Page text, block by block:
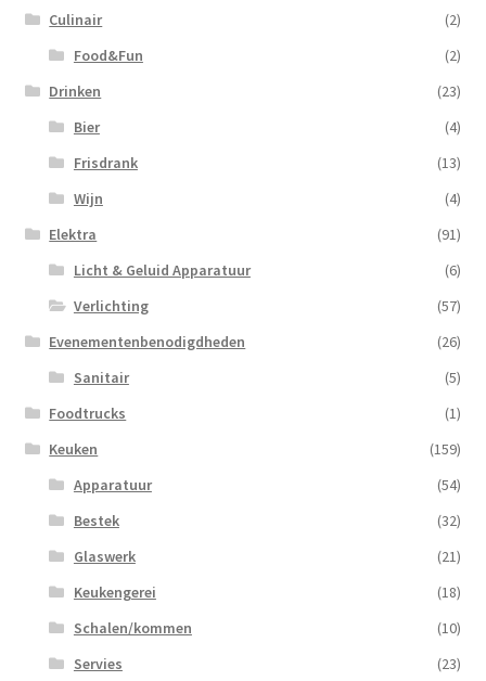
Culinair
(2)
Food&Fun
(2)
Drinken
(23)
Bier
(4)
Frisdrank
(13)
Wijn
(4)
Elektra
(91)
Licht & Geluid Apparatuur
(6)
Verlichting
(57)
Evenementenbenodigdheden
(26)
Sanitair
(5)
Foodtrucks
(1)
Keuken
(159)
Apparatuur
(54)
Bestek
(32)
Glaswerk
(21)
Keukengerei
(18)
Schalen/kommen
(10)
Servies
(23)